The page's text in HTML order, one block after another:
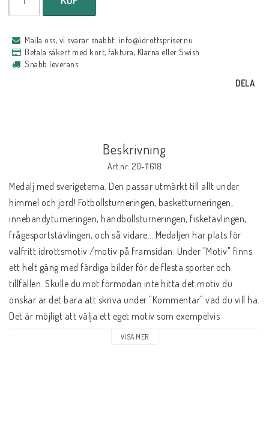
Maila oss, vi svarar snabbt: info@idrottspriser.nu
Betala säkert med kort, faktura, Klarna eller Swish
Snabb leverans
DELA
Beskrivning
Art.nr: 20-11618
Medalj med sverigetema. Den passar utmärkt till allt under
himmel och jord! Fotbollsturneringen, basketturneringen,
innebandyturneringen, handbollsturneringen, fisketävlingen,
frågesportstävlingen, och så vidare… Medaljen har plats för
valfritt idrottsmotiv /motiv på framsidan. Under "Motiv" finns
ett helt gäng med färdiga bilder för de flesta sporter och
tillfällen. Skulle du mot förmodan inte hitta det motiv du
önskar är det bara att skriva under "Kommentar" vad du vill ha.
Det är möjligt att välja ett eget motiv som exempelvis
tävlingens namn eller egen logga. Välj "Eget motiv" som ligger
VISA MER